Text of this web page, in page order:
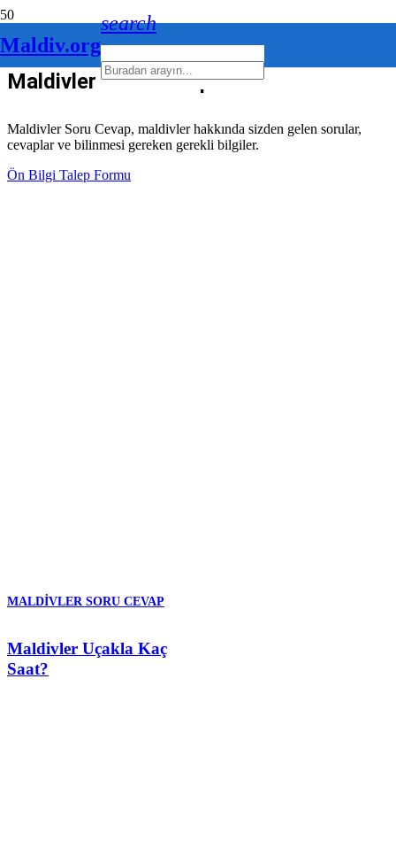
Maldiv.org
search
Maldivler Soru Cevap
Maldivler Soru Cevap, maldivler hakkında sizden gelen sorular,
cevaplar ve bilinmesi gereken gerekli bilgiler.
Ön Bilgi Talep Formu
MALDIVLER SORU CEVAP
Maldivler Uçakla Kaç
Saat?